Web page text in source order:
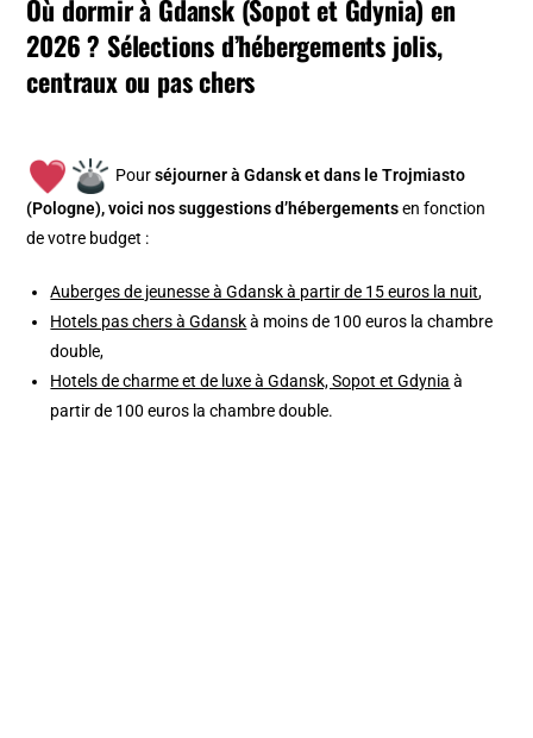
Où dormir à Gdansk (Sopot et Gdynia) en
2026 ? Sélections d’hébergements jolis,
centraux ou pas chers
Pourséjourner à Gdansk et dans le Trojmiasto
(Pologne), voici nos suggestions d’hébergementsen fonction
de votre budget :
Auberges de jeunesse à Gdansk à partir de 15 euros la nuit,
Hotels pas chers à Gdanskà moins de 100 euros la chambre
double,
Hotels de charme et de luxe à Gdansk, Sopot et Gdynia à
partir de 100 euros la chambre double.